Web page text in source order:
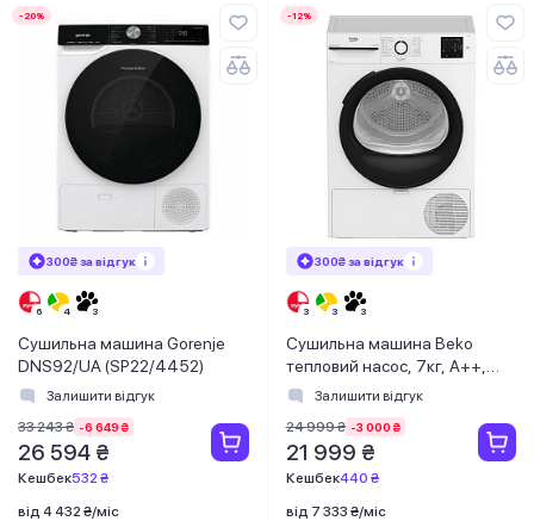
-20%
300₴ за відгук
Сушильна машина Gorenje
DNS92/UA (SP22/4452)
Залишити відгук
33 243 ₴ -6 649 ₴
26 594 ₴
Кешбек532 ₴
від 4 432 ₴/міс
-12%
300₴ за відгук
Сушильна машина Beko
тепловий насос, 7кг, A++,
54.5см, дисплей, ф-ція ПАР,
Залишити відгук
24 999 ₴ -3 000 ₴
21 999 ₴
Кешбек440 ₴
від 7 333 ₴/міс